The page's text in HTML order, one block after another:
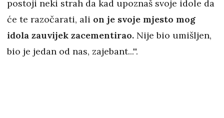
postoji neki strah da kad upoznaš svoje idole da
će te razočarati, ali on je svoje mjesto mog
idola zauvijek zacementirao. Nije bio umišljen,
bio je jedan od nas, zajebant...''.